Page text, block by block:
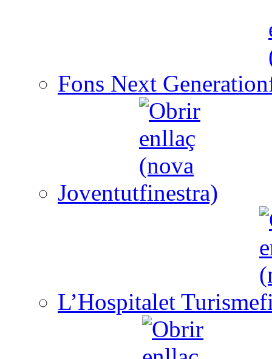
Fons Next Generation
Joventut
L’Hospitalet Turisme